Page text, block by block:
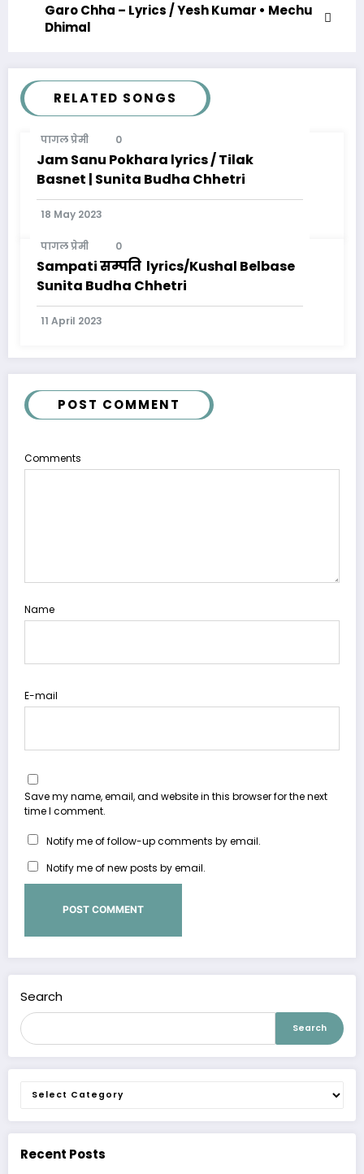
Garo Chha – Lyrics / Yesh Kumar • Mechu
Dhimal
RELATED SONGS
पागल प्रेमी 0
Jam Sanu Pokhara lyrics / Tilak
Basnet | Sunita Budha Chhetri
18 May 2023
पागल प्रेमी 0
Sampati सम्पति lyrics/Kushal Belbase
Sunita Budha Chhetri
11 April 2023
POST COMMENT
Comments
Name
E-mail
Save my name, email, and website in this browser for the next
time I comment.
Notify me of follow-up comments by email.
Notify me of new posts by email.
Search
Search
Categories
Recent Posts